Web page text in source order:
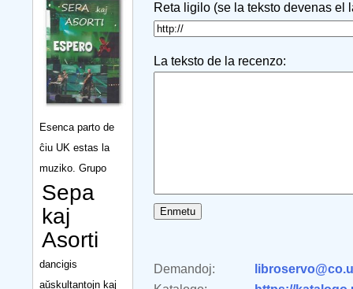
Esenca parto de
ĉiu UK estas la
muziko. Grupo
Sepa
kaj
Asorti
dancigis
aŭskultantojn kaj
Reta ligilo (se la teksto devenas el
La teksto de la recenzo:
Demandoj: